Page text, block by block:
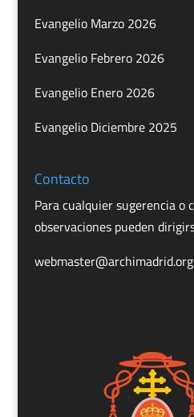
Evangelio Marzo 2026
Evangelio Febrero 2026
Evangelio Enero 2026
Evangelio Diciembre 2025
Contacto
Para cualquier sugerencia o
observaciones pueden
webmaster@archimadrid.org